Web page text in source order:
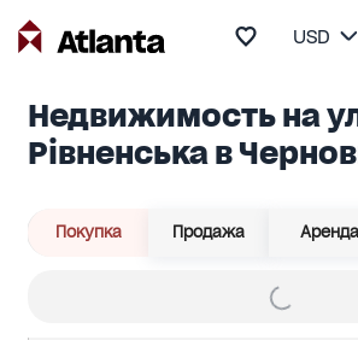
USD
Недвижимость на
Рівненська в
Покупка Продажа Аренда